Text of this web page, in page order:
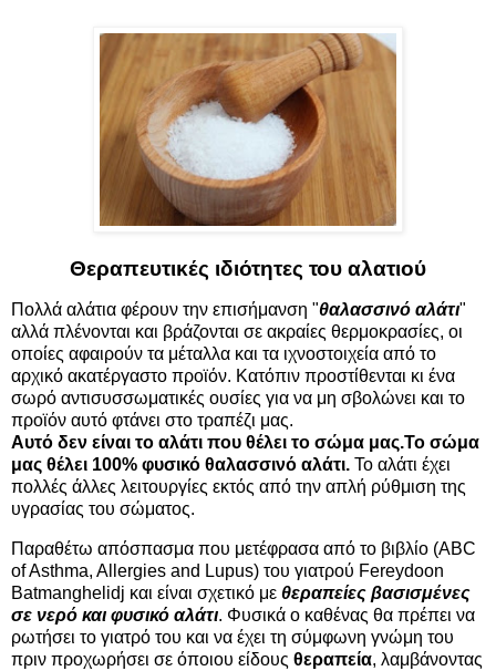
Θεραπευτικές ιδιότητες του αλατιού
Πολλά αλάτια φέρουν την επισήμανση "θαλασσινό αλάτι"
αλλά πλένονται και βράζονται σε ακραίες θερμοκρασίες, οι
οποίες αφαιρούν τα μέταλλα και τα ιχνοστοιχεία από το
αρχικό ακατέργαστο προϊόν. Κατόπιν προστίθενται κι ένα
σωρό αντισυσσωματικές ουσίες για να μη σβολώνει και το
προϊόν αυτό φτάνει στο τραπέζι μας.
Αυτό δεν είναι το αλάτι που θέλει το σώμα μας.Το σώμα
μας θέλει 100% φυσικό θαλασσινό αλάτι. Το αλάτι έχει
πολλές άλλες λειτουργίες εκτός από την απλή ρύθμιση της
υγρασίας του σώματος.
Παραθέτω απόσπασμα που μετέφρασα από το βιβλίο (ABC
of Asthma, Allergies and Lupus) του γιατρού Fereydoon
Batmanghelidj και είναι σχετικό με θεραπείες βασισμένες
σε νερό και φυσικό αλάτι. Φυσικά ο καθένας θα πρέπει να
ρωτήσει το γιατρό του και να έχει τη σύμφωνη γνώμη του
πριν προχωρήσει σε όποιου είδους θεραπεία, λαμβάνοντας